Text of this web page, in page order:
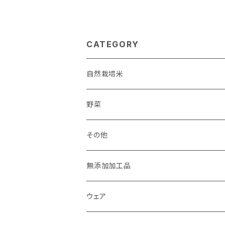
CATEGORY
自然栽培米
淡路島産
玄米
白米
九州産
玄米
白米
野菜
宅配野菜セット
玉ねぎ
その他
海産物
米粉
無添加加工品
ウェア